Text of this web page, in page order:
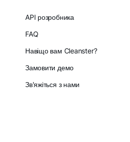
API розробника
FAQ
Навіщо вам Cleanster?
Замовити демо
Зв'яжіться з нами